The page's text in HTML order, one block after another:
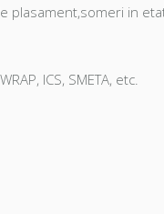
plasament,someri in
ICS, SMETA, etc.